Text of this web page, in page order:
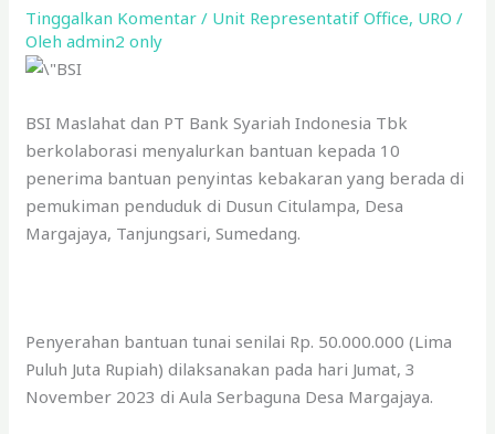
Tinggalkan Komentar / Unit Representatif Office, URO /
Olehadmin2 only
BSI Maslahat dan PT Bank Syariah Indonesia Tbk
berkolaborasi menyalurkan bantuan kepada 10
penerima bantuan penyintas kebakaran yang berada di
pemukiman penduduk di Dusun Citulampa, Desa
Margajaya, Tanjungsari, Sumedang.
Penyerahan bantuan tunai senilai Rp. 50.000.000 (Lima
Puluh Juta Rupiah) dilaksanakan pada hari Jumat, 3
November 2023 di Aula Serbaguna Desa Margajaya.